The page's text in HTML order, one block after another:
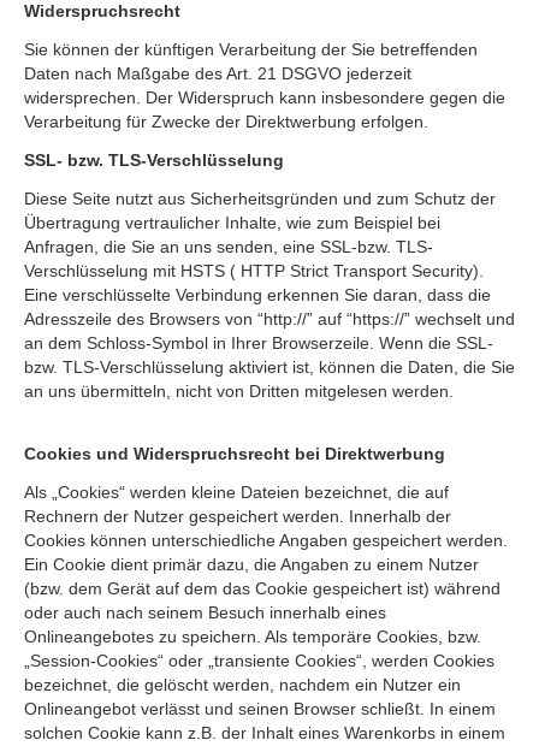
Widerspruchsrecht
Sie können der künftigen Verarbeitung der Sie betreffenden
Daten nach Maßgabe des Art. 21 DSGVO jederzeit
widersprechen. Der Widerspruch kann insbesondere gegen die
Verarbeitung für Zwecke der Direktwerbung erfolgen.
SSL- bzw. TLS-Verschlüsselung
Diese Seite nutzt aus Sicherheitsgründen und zum Schutz der
Übertragung vertraulicher Inhalte, wie zum Beispiel bei
Anfragen, die Sie an uns senden, eine SSL-bzw. TLS-
Verschlüsselung mit HSTS ( HTTP Strict Transport Security).
Eine verschlüsselte Verbindung erkennen Sie daran, dass die
Adresszeile des Browsers von “http://” auf “https://” wechselt und
an dem Schloss-Symbol in Ihrer Browserzeile. Wenn die SSL-
bzw. TLS-Verschlüsselung aktiviert ist, können die Daten, die Sie
an uns übermitteln, nicht von Dritten mitgelesen werden.
Cookies und Widerspruchsrecht bei Direktwerbung
Als „Cookies“ werden kleine Dateien bezeichnet, die auf
Rechnern der Nutzer gespeichert werden. Innerhalb der
Cookies können unterschiedliche Angaben gespeichert werden.
Ein Cookie dient primär dazu, die Angaben zu einem Nutzer
(bzw. dem Gerät auf dem das Cookie gespeichert ist) während
oder auch nach seinem Besuch innerhalb eines
Onlineangebotes zu speichern. Als temporäre Cookies, bzw.
„Session-Cookies“ oder „transiente Cookies“, werden Cookies
bezeichnet, die gelöscht werden, nachdem ein Nutzer ein
Onlineangebot verlässt und seinen Browser schließt. In einem
solchen Cookie kann z.B. der Inhalt eines Warenkorbs in einem